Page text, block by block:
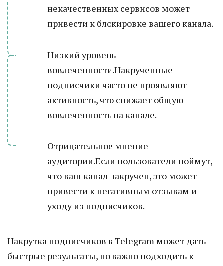
некачественных сервисов может
привести к блокировке вашего канала.
Низкий уровень
вовлеченности.Накрученные
подписчики часто не проявляют
активность, что снижает общую
вовлеченность на канале.
Отрицательное мнение
аудитории.Если пользователи поймут,
что ваш канал накручен, это может
привести к негативным отзывам и
уходу из подписчиков.
Накрутка подписчиков в Telegram может дать
быстрые результаты, но важно подходить к